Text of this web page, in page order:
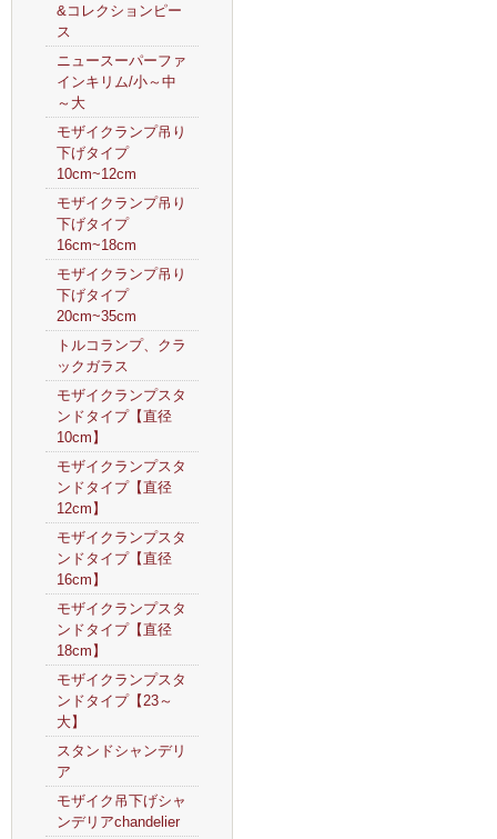
&コレクションピー
ス
ニュースーパーファ
インキリム/小～中
～大
モザイクランプ吊り
下げタイプ
10cm~12cm
モザイクランプ吊り
下げタイプ
16cm~18cm
モザイクランプ吊り
下げタイプ
20cm~35cm
トルコランプ、クラ
ックガラス
モザイクランプスタ
ンドタイプ【直径
10cm】
モザイクランプスタ
ンドタイプ【直径
12cm】
モザイクランプスタ
ンドタイプ【直径
16cm】
モザイクランプスタ
ンドタイプ【直径
18cm】
モザイクランプスタ
ンドタイプ【23～
大】
スタンドシャンデリ
ア
モザイク吊下げシャ
ンデリアchandelier